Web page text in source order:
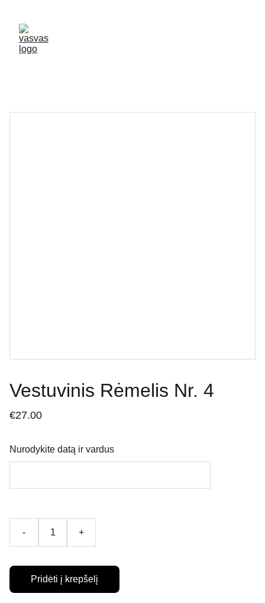
Vestuvinis Rėmelis Nr. 4
€27.00
Nurodykite datą ir vardus
- +
Pridėti į krepšelį